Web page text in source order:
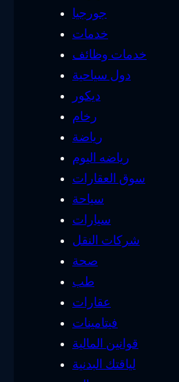
جورجيا
خدمات
خدمات وظائف
دول سياحية
ديكور
رخام
رياضة
رياضه اليوم
سوق العقارات
سياحة
سيارات
شركات النقل
صحة
طب
عقارات
فيتامينات
قوانين المالية
لياقتك البدنية